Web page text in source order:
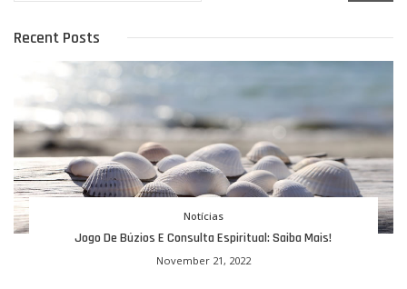
Recent Posts
Notícias
Jogo De Búzios E Consulta Espiritual: Saiba Mais!
November 21, 2022